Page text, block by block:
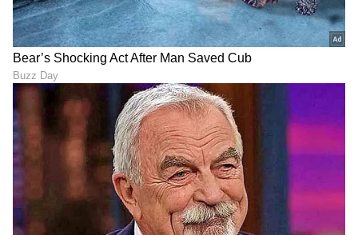
ಟ್ರಂಪ್ ಐತಿಹಾಸಿಕ ಒಪ್ಪಂದ | India US
Trade Deal | Party Rounds